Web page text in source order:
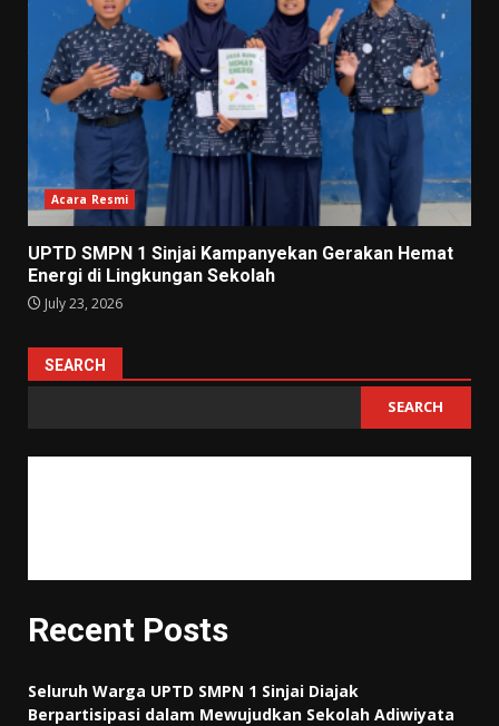
Acara Resmi
UPTD SMPN 1 Sinjai Kampanyekan Gerakan Hemat
Energi di Lingkungan Sekolah
July 23, 2026
SEARCH
SEARCH
Recent Posts
Seluruh Warga UPTD SMPN 1 Sinjai Diajak
Berpartisipasi dalam Mewujudkan Sekolah Adiwiyata